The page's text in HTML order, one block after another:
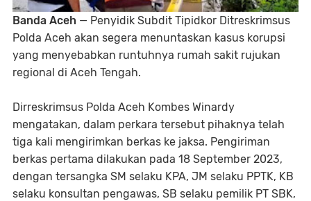
Banda Aceh — Penyidik Subdit Tipidkor Ditreskrimsus
Polda Aceh akan segera menuntaskan kasus korupsi
yang menyebabkan runtuhnya rumah sakit rujukan
regional di Aceh Tengah.
Dirreskrimsus Polda Aceh Kombes Winardy
mengatakan, dalam perkara tersebut pihaknya telah
tiga kali mengirimkan berkas ke jaksa. Pengiriman
berkas pertama dilakukan pada 18 September 2023,
dengan tersangka SM selaku KPA, JM selaku PPTK, KB
selaku konsultan pengawas, SB selaku pemilik PT SBK,